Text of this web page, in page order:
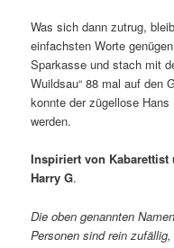
Was sich dann zutrug,
einfachsten Worte
Sparkasse und stach mit
Wuildsau“ 88 mal auf den
konnte der zügellose
werden.
Inspiriert von
Harry G.
Die oben genannten
Personen sind rein